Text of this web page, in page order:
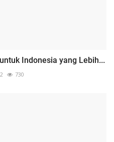
Indonesia yang Lebih...
730